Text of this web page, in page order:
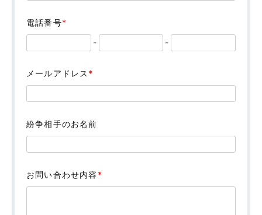
電話番号*
-
-
メールアドレス *
紛争相手のお名前
お問い合わせ内容 *